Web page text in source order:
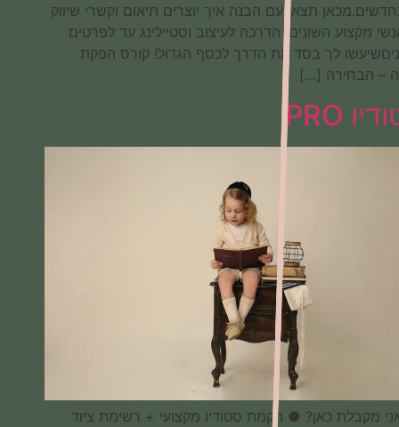
המתחדשים.מכאן תצאי עם הבנה איך יוצרים תיאום וקשרי שיווק
בין אנשי מקצוע השונים, הדרכה לעיצוב וסטיילינג עד לפרטים
הקטניםשיעשו לך בסד את הדרך לכסף הגדול! קורס הפקת
אופנה – הבחירה […]
סטודיו PRO
מה אני מקבלת כאן? ● הקמת סטודיו מקצועי + רשימת ציוד